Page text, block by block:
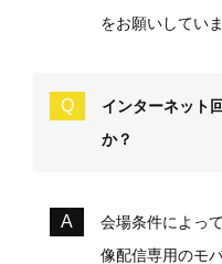
をお願いしていま
インターネット
か？
会場条件によっ
像配信専用のモ